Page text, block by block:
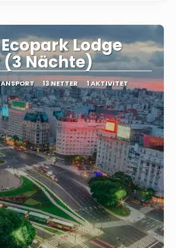
Lodge
Nächte)
13 NETTER 1 AKTIVITET